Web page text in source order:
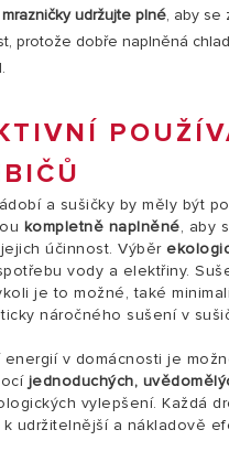
udržujte plné, aby se
protože dobře naplněná
a sušičky by měly být
kompletně naplněné, aby
účinnost. Výběr
vody a elektřiny.
je to možné, také
náročného sušení v
energií v domácnosti je
jednoduchých,
vylepšení. Každá
k udržitelnější a nákladově